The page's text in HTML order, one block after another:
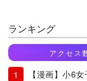
ランキング
アクセス
【漫画】小6